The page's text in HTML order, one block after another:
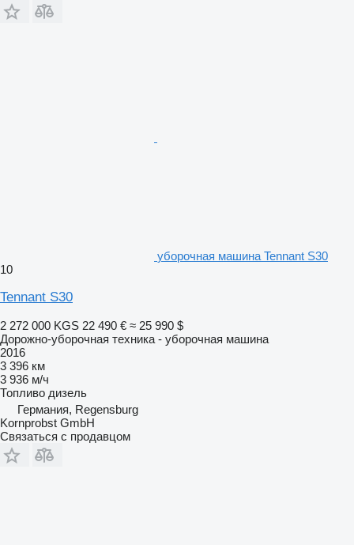
уборочная машина Tennant S30
10
Tennant S30
2 272 000 KGS 22 490 € ≈ 25 990 $
Дорожно-уборочная техника - уборочная машина
2016
3 396 км
3 936 м/ч
Топливо дизель
Германия, Regensburg
Kornprobst GmbH
Связаться с продавцом